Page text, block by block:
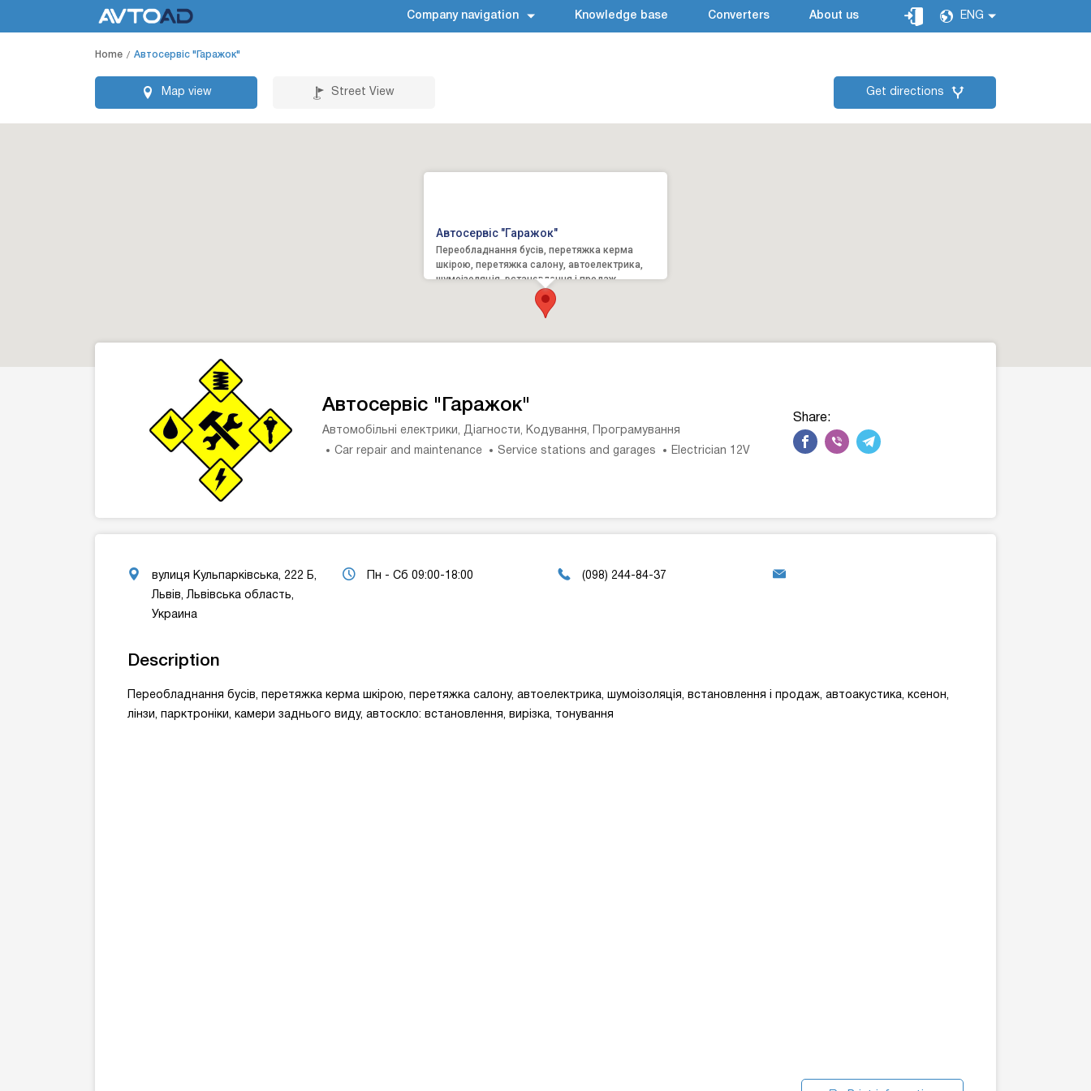
Company navigation Knowledge base Converters About us ENG
Home Автосервіс "Гаражок"
Map view Street View Get directions
Автосервіс "Гаражок"
Переобладнання бусів, перетяжка керма
шкірою, перетяжка салону, автоелектрика,
шумоізоляція, встановлення і продаж,
автоакустика, ксенон, лінзи, па...
Автосервіс "Гаражок"
Автомобільні електрики, Діагности, Кодування, Програмування
Car repair and maintenance
Service stations and garages Electrician 12V
Share:
вулиця Кульпарківська, 222 Б,
Львів, Львівська область,
Украина
Пн - Сб 09:00-18:00 (098) 244-84-37
Description
Переобладнання бусів, перетяжка керма шкірою, перетяжка салону, автоелектрика, шумоізоляція, встановлення і продаж, автоакустика, ксенон,
лінзи, парктроніки, камери заднього виду, автоскло: встановлення, вирізка, тонування